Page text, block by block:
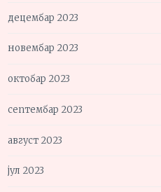
децембар 2023
новембар 2023
октобар 2023
септембар 2023
август 2023
јул 2023